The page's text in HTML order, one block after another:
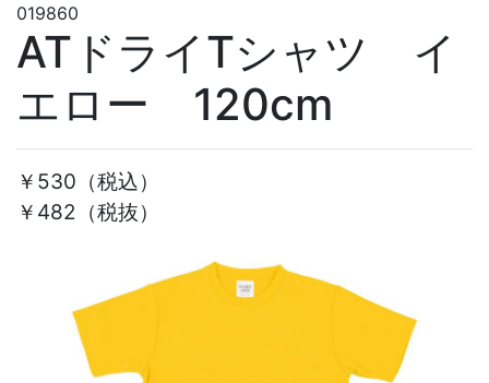
019860
ATドライTシャツ イ
エロー 120cm
￥530 （税込）
￥482（税抜）